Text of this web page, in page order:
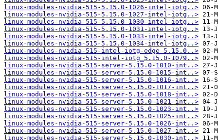
linux-modules-nvidia-515-5.15.0-1026-intel-iotg..>
linux-modules-nvidia-515-5.15.0-1027-intel-iotg..>
linux-modules-nvidia-515-5.15.0-1030-intel-iotg..>
linux-modules-nvidia-515-5.15.0-1031-intel-iotg..>
linux-modules-nvidia-515-5.15.0-1033-intel-iotg..>
linux-modules-nvidia-515-5.15.0-1034-intel-iotg..>
linux-modules-nvidia-515-intel-iotg-edge_5.15.0..>
linux-modules-nvidia-515-intel-iotg_5.15.0-1079..>
linux-modules-nvidia-515-server-5.15.0-1010-int..>
linux-modules-nvidia-515-server-5.15.0-1015-int..>
linux-modules-nvidia-515-server-5.15.0-1016-int..>
linux-modules-nvidia-515-server-5.15.0-1017-int..>
linux-modules-nvidia-515-server-5.15.0-1018-int..>
linux-modules-nvidia-515-server-5.15.0-1021-int..>
linux-modules-nvidia-515-server-5.15.0-1023-int..>
linux-modules-nvidia-515-server-5.15.0-1025-int..>
linux-modules-nvidia-515-server-5.15.0-1026-int..>
linux-modules-nvidia-515-server-5.15.0-1027-int..>
linux-modules-nvidia-515-server-5.15.0-1030-int..>